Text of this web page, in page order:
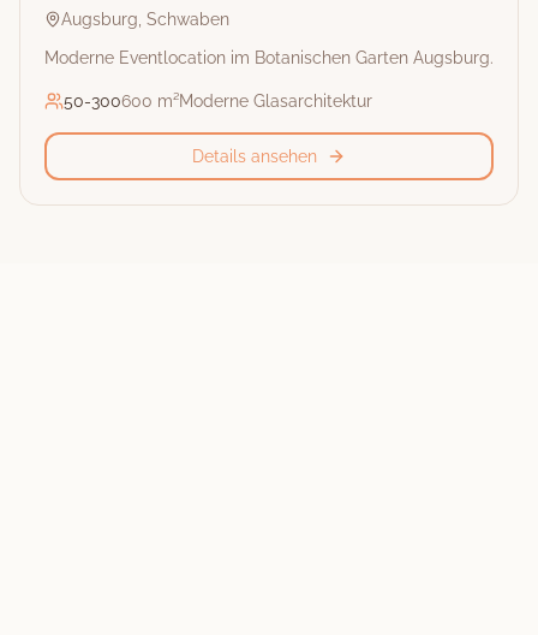
Augsburg Schwaben
Moderne Eventlocation im Botanischen Garten Augsburg.
50-300600 m²Moderne Glasarchitektur
Details ansehen